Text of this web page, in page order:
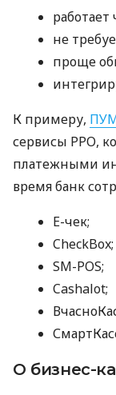
не
проще
К примеру,
сервисы РРО,
платежными
время банк
E-чек;
CheckBox;
SM-POS;
Cashalot;
О бизнес-